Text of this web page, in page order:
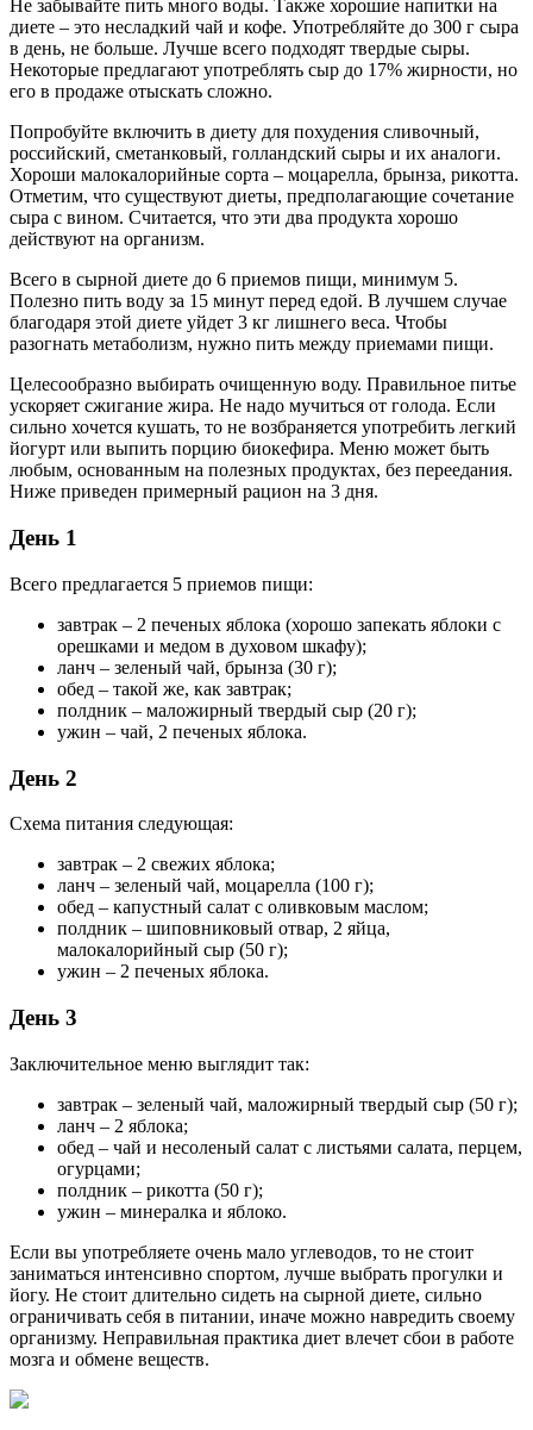
Не забывайте пить много воды. Также хорошие напитки на
диете – это несладкий чай и кофе. Употребляйте до 300 г сыра
в день, не больше. Лучше всего подходят твердые сыры.
Некоторые предлагают употреблять сыр до 17% жирности, но
его в продаже отыскать сложно.
Попробуйте включить в диету для похудения сливочный,
российский, сметанковый, голландский сыры и их аналоги.
Хороши малокалорийные сорта – моцарелла, брынза, рикотта.
Отметим, что существуют диеты, предполагающие сочетание
сыра с вином. Считается, что эти два продукта хорошо
действуют на организм.
Всего в сырной диете до 6 приемов пищи, минимум 5.
Полезно пить воду за 15 минут перед едой. В лучшем случае
благодаря этой диете уйдет 3 кг лишнего веса. Чтобы
разогнать метаболизм, нужно пить между приемами пищи.
Целесообразно выбирать очищенную воду. Правильное питье
ускоряет сжигание жира. Не надо мучиться от голода. Если
сильно хочется кушать, то не возбраняется употребить легкий
йогурт или выпить порцию биокефира. Меню может быть
любым, основанным на полезных продуктах, без переедания.
Ниже приведен примерный рацион на 3 дня.
День 1
Всего предлагается 5 приемов пищи:
завтрак – 2 печеных яблока (хорошо запекать яблоки с
орешками и медом в духовом шкафу);
ланч – зеленый чай, брынза (30 г);
обед – такой же, как завтрак;
полдник – маложирный твердый сыр (20 г);
ужин – чай, 2 печеных яблока.
День 2
Схема питания следующая:
завтрак – 2 свежих яблока;
ланч – зеленый чай, моцарелла (100 г);
обед – капустный салат с оливковым маслом;
полдник – шиповниковый отвар, 2 яйца,
малокалорийный сыр (50 г);
ужин – 2 печеных яблока.
День 3
Заключительное меню выглядит так:
завтрак – зеленый чай, маложирный твердый сыр (50 г);
ланч – 2 яблока;
обед – чай и несоленый салат с листьями салата, перцем,
огурцами;
полдник – рикотта (50 г);
ужин – минералка и яблоко.
Если вы употребляете очень мало углеводов, то не стоит
заниматься интенсивно спортом, лучше выбрать прогулки и
йогу. Не стоит длительно сидеть на сырной диете, сильно
ограничивать себя в питании, иначе можно навредить своему
организму. Неправильная практика диет влечет сбои в работе
мозга и обмене веществ.